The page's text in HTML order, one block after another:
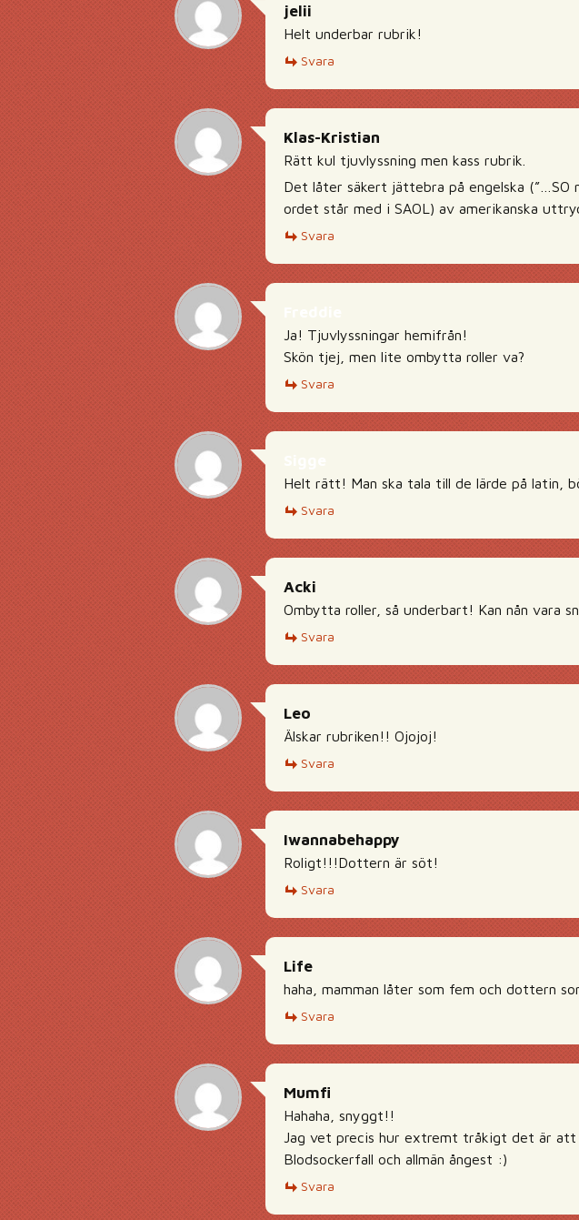
jelii
Helt underbar rubrik!
Svara
Klas-Kristian
Rätt kul tjuvlyssning men kass rubrik.
Det låter säkert jättebra på engelska
ordet står med i SAOL) av amerikanska
Svara
Ja! Tjuvlyssningar hemifrån!
Skön tjej, men lite ombytta roller va?
Svara
Helt rätt! Man ska tala till de lärde på latin,
Svara
Acki
Ombytta roller, så underbart! Kan nån vara
Svara
Leo
Älskar rubriken!! Ojojoj!
Svara
Iwannabehappy
Roligt!!!Dottern är söt!
Svara
Life
haha, mamman låter som fem och dottern
Svara
Mumfi
Hahaha, snyggt!!
Jag vet precis hur extremt tråkigt det är att
Blodsockerfall och allmän ångest :)
Svara